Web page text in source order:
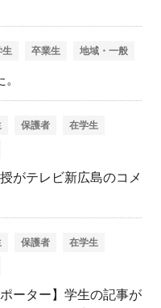
生 卒業生 地域・一般
保護者 在学生
がテレビ新広島のコメ
保護者 在学生
ーター】学生の記事が